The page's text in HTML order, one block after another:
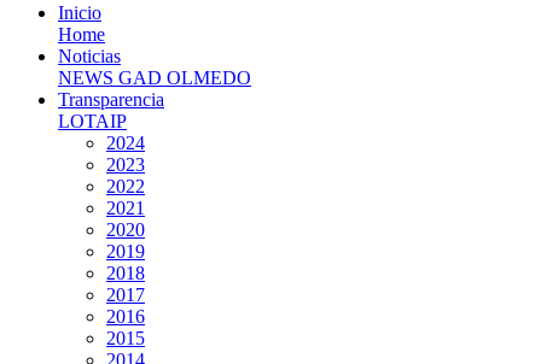
Inicio
Home
Noticias
NEWS GAD OLMEDO
Transparencia
LOTAIP
2024
2023
2022
2021
2020
2019
2018
2017
2016
2015
2014